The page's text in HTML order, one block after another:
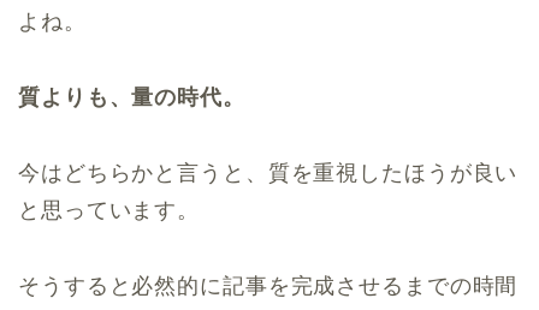
よね。
質よりも、量の時代。
今はどちらかと言うと、質を重視したほうが良い
と思っています。
そうすると必然的に記事を完成させるまでの時間